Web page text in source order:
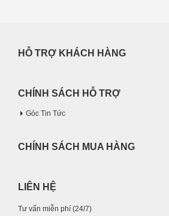
HỖ TRỢ KHÁCH HÀNG
CHÍNH SÁCH HỖ TRỢ
Góc Tin Tức
CHÍNH SÁCH MUA HÀNG
LIÊN HỆ
Tư vấn miễn phí (24/7)